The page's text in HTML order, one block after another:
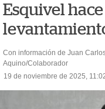
Esquivel
Con información de Juan
Aquino/Colaborador
19 de noviembre de 2025,